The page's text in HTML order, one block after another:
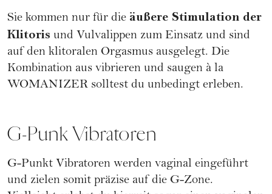
Sie kommen nur für die äußere Stimulation der
Klitoris und Vulvalippen zum Einsatz und sind
auf den klitoralen Orgasmus ausgelegt. Die
Kombination aus vibrieren und saugen à la
WOMANIZER solltest du unbedingt erleben.
G-Punk Vibratoren
G-Punkt Vibratoren werden vaginal eingeführt
und zielen somit präzise auf die G-Zone.